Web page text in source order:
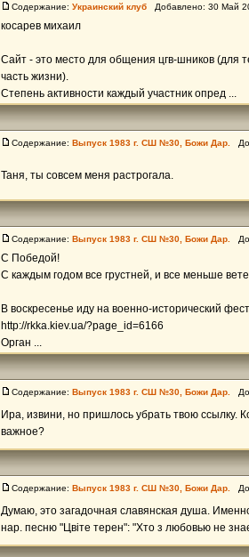
Содержание: Украинский клуб Добавлено: 30 Май
косарев михаил
Сайт - это место для общения цгв-шников (для
часть жизни).
Степень активности каждый участник опред ...
Содержание: Выпуск 1983 г. СШ №30, Божи Дар.
Таня, ты совсем меня растрогала.
Содержание: Выпуск 1983 г. СШ №30, Божи Дар.
С Победой!
С каждым годом все грустней, и все меньше
В воскресенье иду на военно-исторический
http://rkka.kiev.ua/?page_id=6166
Орган ...
Содержание: Выпуск 1983 г. СШ №30, Божи Дар.
Ира, извини, но пришлось убрать твою ссылку.
важное?
Содержание: Выпуск 1983 г. СШ №30, Божи Дар.
Думаю, это загадочная славянская душа.
нар. песню "Цвіте терен": "Хто з любовью не